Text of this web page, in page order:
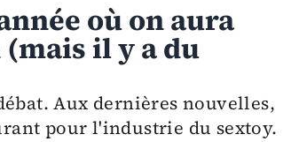
où on aura
il y a du
Aux dernières nouvelles,
pour l'industrie du sextoy.